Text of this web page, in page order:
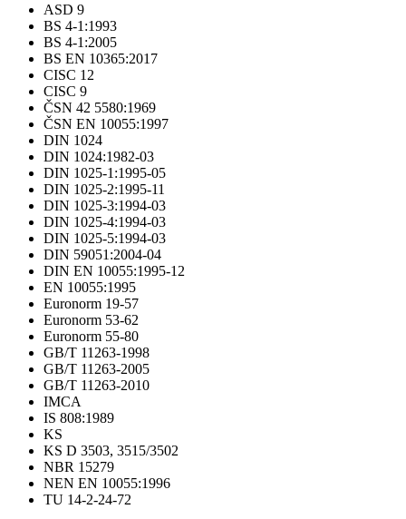
ASD 9
BS 4-1:1993
BS 4-1:2005
BS EN 10365:2017
CISC 12
CISC 9
ČSN 42 5580:1969
ČSN EN 10055:1997
DIN 1024
DIN 1024:1982-03
DIN 1025-1:1995-05
DIN 1025-2:1995-11
DIN 1025-3:1994-03
DIN 1025-4:1994-03
DIN 1025-5:1994-03
DIN 59051:2004-04
DIN EN 10055:1995-12
EN 10055:1995
Euronorm 19-57
Euronorm 53-62
Euronorm 55-80
GB/T 11263-1998
GB/T 11263-2005
GB/T 11263-2010
IMCA
IS 808:1989
KS
KS D 3503, 3515/3502
NBR 15279
NEN EN 10055:1996
TU 14-2-24-72